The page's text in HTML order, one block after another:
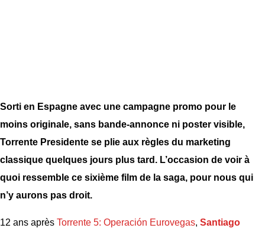
Sorti en Espagne avec une campagne promo pour le
moins originale, sans bande-annonce ni poster visible,
Torrente Presidente se plie aux règles du marketing
classique quelques jours plus tard. L’occasion de voir à
quoi ressemble ce sixième film de la saga, pour nous qui
n’y aurons pas droit.
12 ans après Torrente 5: Operación Eurovegas, Santiago